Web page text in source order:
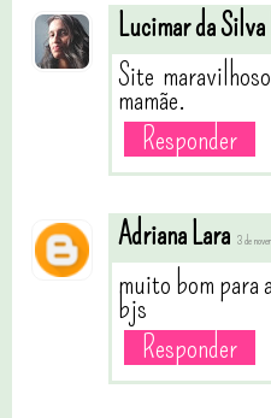
Lucimar da
Site
mamãe.
Responder
Adriana Lara 3 de
muito bom para
bjs
Responder